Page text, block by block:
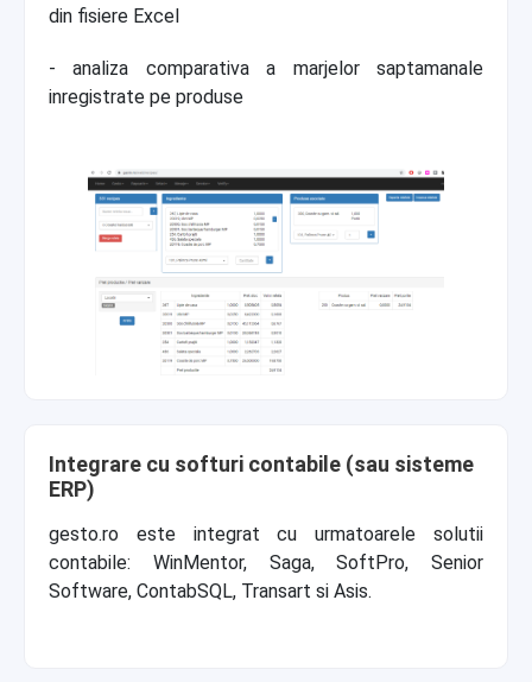
din fisiere Excel
- analiza comparativa a marjelor saptamanale
inregistrate pe produse
Integrare cu softuri contabile (sau sisteme
ERP)
gesto.ro este integrat cu urmatoarele solutii
contabile: WinMentor, Saga, SoftPro, Senior
Software, ContabSQL, Transart si Asis.